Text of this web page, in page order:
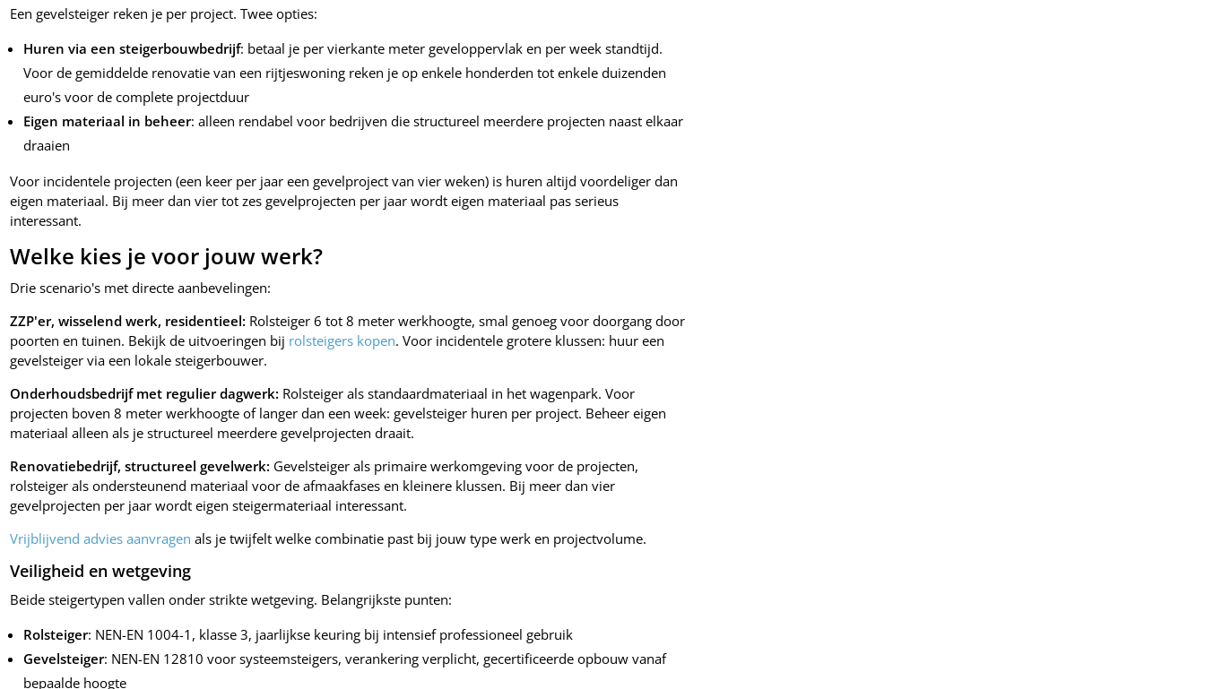
Een gevelsteiger reken je per project. Twee opties:
Huren via een steigerbouwbedrijf: betaal je per vierkante meter geveloppervlak en per week standtijd.
Voor de gemiddelde renovatie van een rijtjeswoning reken je op enkele honderden tot enkele duizenden
euro's voor de complete projectduur
Eigen materiaal in beheer: alleen rendabel voor bedrijven die structureel meerdere projecten naast elkaar
draaien
Voor incidentele projecten (een keer per jaar een gevelproject van vier weken) is huren altijd voordeliger dan
eigen materiaal. Bij meer dan vier tot zes gevelprojecten per jaar wordt eigen materiaal pas serieus
interessant.
Welke kies je voor jouw werk?
Drie scenario's met directe aanbevelingen:
ZZP'er, wisselend werk, residentieel: Rolsteiger 6 tot 8 meter werkhoogte, smal genoeg voor doorgang door
poorten en tuinen. Bekijk de uitvoeringen bij rolsteigers kopen. Voor incidentele grotere klussen: huur een
gevelsteiger via een lokale steigerbouwer.
Onderhoudsbedrijf met regulier dagwerk: Rolsteiger als standaardmateriaal in het wagenpark. Voor
projecten boven 8 meter werkhoogte of langer dan een week: gevelsteiger huren per project. Beheer eigen
materiaal alleen als je structureel meerdere gevelprojecten draait.
Renovatiebedrijf, structureel gevelwerk: Gevelsteiger als primaire werkomgeving voor de projecten,
rolsteiger als ondersteunend materiaal voor de afmaakfases en kleinere klussen. Bij meer dan vier
gevelprojecten per jaar wordt eigen steigermateriaal interessant.
Vrijblijvend advies aanvragen als je twijfelt welke combinatie past bij jouw type werk en projectvolume.
Veiligheid en wetgeving
Beide steigertypen vallen onder strikte wetgeving. Belangrijkste punten:
Rolsteiger: NEN-EN 1004-1, klasse 3, jaarlijkse keuring bij intensief professioneel gebruik
Gevelsteiger: NEN-EN 12810 voor systeemsteigers, verankering verplicht, gecertificeerde opbouw vanaf
bepaalde hoogte